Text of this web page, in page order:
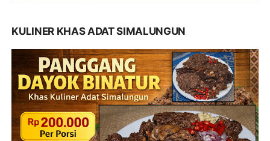
KULINER KHAS ADAT SIMALUNGUN